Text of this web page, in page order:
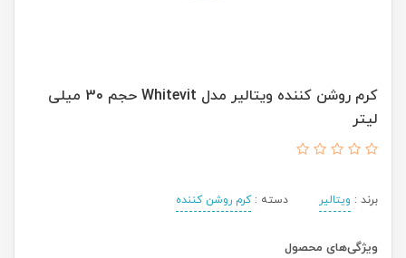
کرم روشن کننده ویتالیر مدل Whitevit حجم 30 میلی
لیتر
برند : ویتالیر دسته :کرم روشن کننده
ویژگی‌های محصول